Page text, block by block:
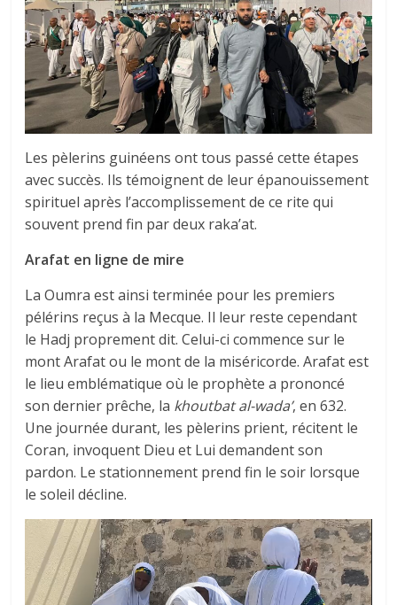
Les pèlerins guinéens ont tous passé cette étapes
avec succès. Ils témoignent de leur épanouissement
spirituel après l’accomplissement de ce rite qui
souvent prend fin par deux raka’at.
Arafat en ligne de mire
La Oumra est ainsi terminée pour les premiers
pélérins reçus à la Mecque. Il leur reste cependant
le Hadj proprement dit. Celui-ci commence sur le
mont Arafat ou le mont de la miséricorde. Arafat est
le lieu emblématique où le prophète a prononcé
son dernier prêche, la khoutbat al-wada’, en 632.
Une journée durant, les pèlerins prient, récitent le
Coran, invoquent Dieu et Lui demandent son
pardon. Le stationnement prend fin le soir lorsque
le soleil décline.
Lecteur
vidéo